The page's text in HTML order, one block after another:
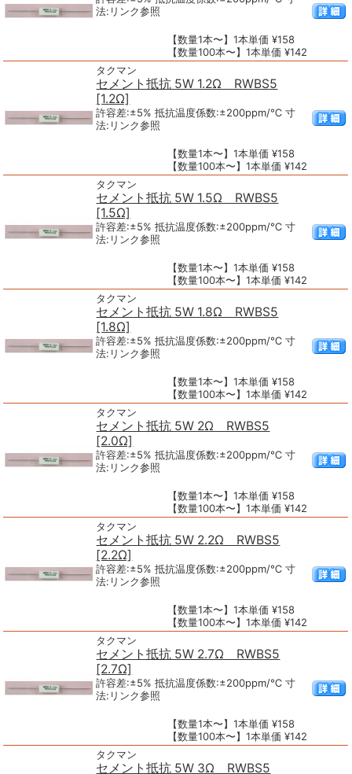
法:リンク参照
【数量1本〜】1本単価 ¥158
【数量100本〜】1本単価 ¥142
タクマン
セメント抵抗 5W 1.2Ω RWBS5
[1.2Ω]
許容差:±5% 抵抗温度係数:±200ppm/℃ 寸
法:リンク参照
【数量1本〜】1本単価 ¥158
【数量100本〜】1本単価 ¥142
タクマン
セメント抵抗 5W 1.5Ω RWBS5
[1.5Ω]
許容差:±5% 抵抗温度係数:±200ppm/℃ 寸
法:リンク参照
【数量1本〜】1本単価 ¥158
【数量100本〜】1本単価 ¥142
タクマン
セメント抵抗 5W 1.8Ω RWBS5
[1.8Ω]
許容差:±5% 抵抗温度係数:±200ppm/℃ 寸
法:リンク参照
【数量1本〜】1本単価 ¥158
【数量100本〜】1本単価 ¥142
タクマン
セメント抵抗 5W 2Ω RWBS5
[2.0Ω]
許容差:±5% 抵抗温度係数:±200ppm/℃ 寸
法:リンク参照
【数量1本〜】1本単価 ¥158
【数量100本〜】1本単価 ¥142
タクマン
セメント抵抗 5W 2.2Ω RWBS5
[2.2Ω]
許容差:±5% 抵抗温度係数:±200ppm/℃ 寸
法:リンク参照
【数量1本〜】1本単価 ¥158
【数量100本〜】1本単価 ¥142
タクマン
セメント抵抗 5W 2.7Ω RWBS5
[2.7Ω]
許容差:±5% 抵抗温度係数:±200ppm/℃ 寸
法:リンク参照
【数量1本〜】1本単価 ¥158
【数量100本〜】1本単価 ¥142
タクマン
セメント抵抗 5W 3Ω RWBS5